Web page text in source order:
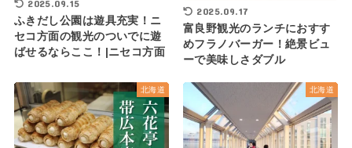
2025.09.15
ふきだし公園は遊具充実！ニ
セコ方面の観光のついでに遊
ばせるならここ！|ニセコ方面
2025.09.17
富良野観光のランチにおすす
めフラノバーガー！絶景ビュ
ーで美味しさダブル
北海道 北海道